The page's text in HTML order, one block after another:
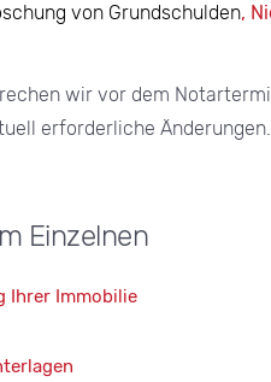
von Grundschulden,
wir vor dem
erforderliche
Einzelnen
Ihrer Immobilie